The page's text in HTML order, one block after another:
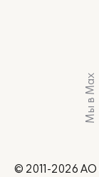
Мы в Max
© 2011-2026 АО